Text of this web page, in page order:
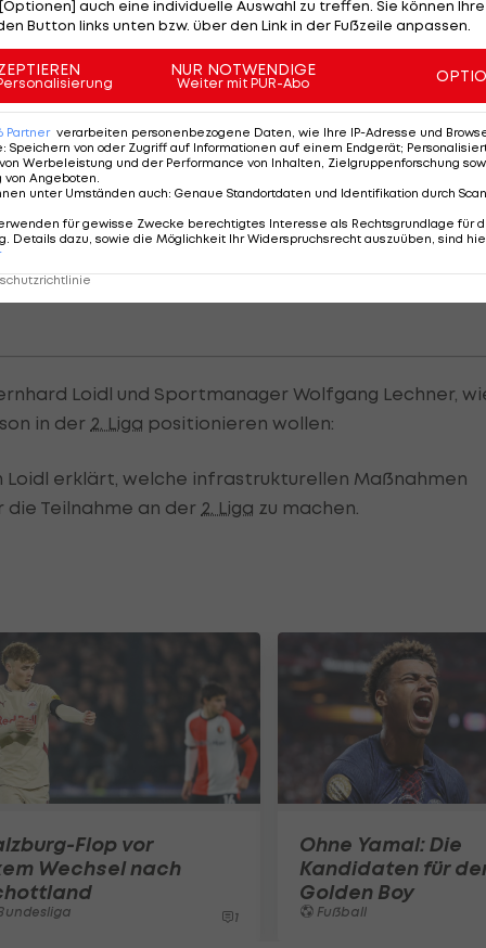
Das Experiment 2. Liga
Dikussionen rund um die neue Sechzehner-
u.a. Ferdinand Feldhofer (Lafnitz), Alfred
Loidl und Sportmanager Wolfgang Lechner,
in der 2. Liga positionieren wollen:
Loidl erklärt, welche infrastrukturellen Maßnahmen
Teilnahme an der 2. Liga zu machen.
Flop vor
Wechsel nach
1
Ohne Yamal: Die
Kandidaten für
Golden Boy
Fußball
auch eine individuelle Auswahl zu treffen. Sie können
Button links unten bzw. über den Link in der Fußzeile anpassen.
NUR NOTWENDIGE
Weiter mit PUR-Abo
Partner verarbeiten personenbezogene Daten, wie Ihre IP-Adresse und
: Speichern von oder Zugriff auf Informationen auf einem Endgerät;
Werbeleistung und der Performance von Inhalten, Zielgruppenforschung
von Angeboten.
unter Umständen auch: Genaue Standortdaten und Identifikation durch
für gewisse Zwecke berechtigtes Interesse als Rechtsgrundlage für
Details dazu, sowie die Möglichkeit Ihr Widerspruchsrecht auszuüben, sind